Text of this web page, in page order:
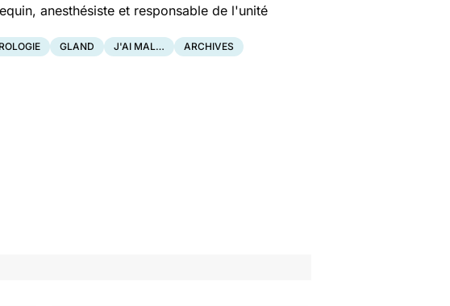
anesthésiste et responsable de l'unité
GLAND J'AI MAL… ARCHIVES